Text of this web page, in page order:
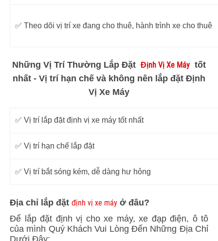
✅ Theo dõi vị trí xe đang cho thuê, hành trình xe cho thuê
Những Vị Trí Thường Lắp Đặt Định Vị Xe Máy tốt
nhất - Vị trí hạn chế và không nên lắp đặt Định
Vị Xe Máy
✅ Vị trí lắp đặt định vị xe máy tốt nhất
✅ Vị trí hạn chế lắp đặt
✅ Vị trí bắt sóng kém, dễ dàng hư hỏng
Địa chỉ lắp đặt định vị xe máy ở đâu?
Để lắp đặt định vị cho xe máy, xe đạp điện, ô tô
của mình Quý Khách Vui Lòng Đến Những Địa Chỉ
Dưới Đây: